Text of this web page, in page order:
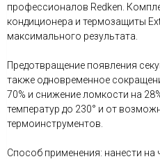
профессионалов Redken.
кондиционера и термозащиты
максимального результата.
Предотвращение появления
также одновременное
70% и снижение ломкости на
температур до 230° и от
термоинструментов.
Способ применения: нанести